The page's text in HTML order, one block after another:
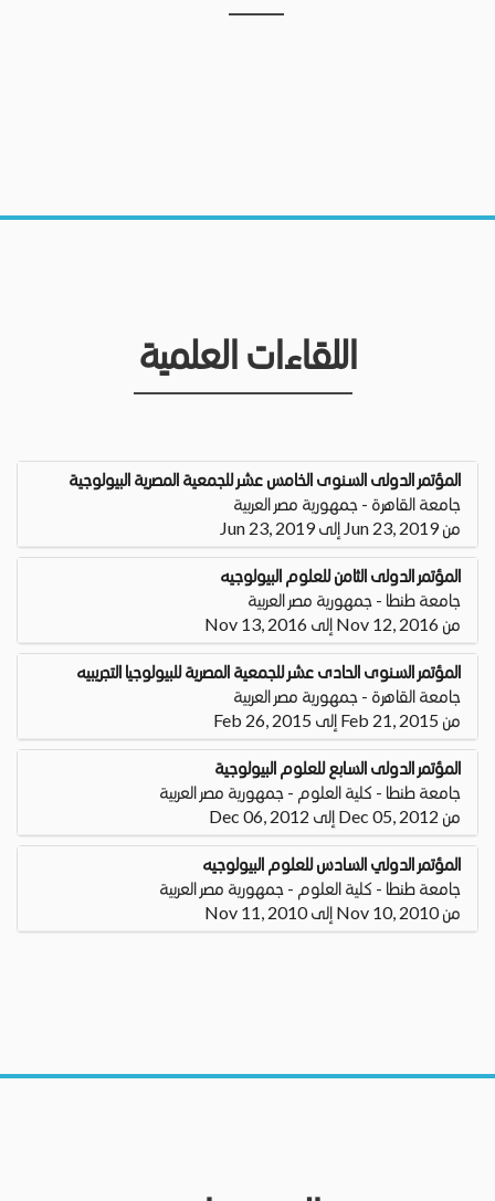
اللقاءات العلمية
المؤتمر الدولى السنوى الخامس عشر للجمعية المصرية البيولوجية
جامعة القاهرة - جمهورية مصر العربية
من Jun 23, 2019 إلى Jun 23, 2019
المؤتمر الدولى الثامن للعلوم البيولوجيه
جامعة طنطا - جمهورية مصر العربية
من Nov 12, 2016 إلى Nov 13, 2016
المؤتمر السنوى الحادى عشر للجمعية المصرية للبيولوجيا التجريبيه
جامعة القاهرة - جمهورية مصر العربية
من Feb 21, 2015 إلى Feb 26, 2015
المؤتمر الدولى السابع للعلوم البيولوجية
جامعة طنطا - كلية العلوم - جمهورية مصر العربية
من Dec 05, 2012 إلى Dec 06, 2012
المؤتمر الدولي السادس للعلوم البيولوجيه
جامعة طنطا - كلية العلوم - جمهورية مصر العربية
من Nov 10, 2010 إلى Nov 11, 2010